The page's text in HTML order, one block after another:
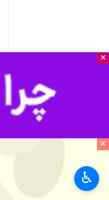
×
×
سازمان هواشناسی كشور
♿︎